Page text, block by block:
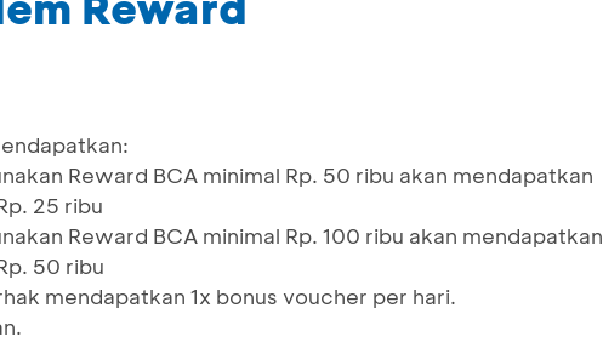
Reward BCA minimal Rp. 50 ribu akan mendapatkan
25 ribu
Reward BCA minimal Rp. 100 ribu akan mendapatkan
50 ribu
mendapatkan 1x bonus voucher per hari.